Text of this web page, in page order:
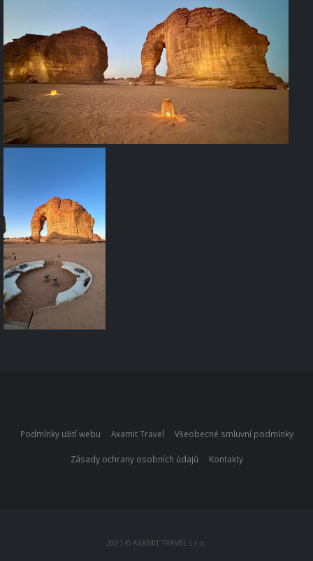
Podmínky užití webu Axamit Travel Všeobecné smluvní podmínky
Zásady ochrany osobních údajů Kontakty
2021 © AXAMIT TRAVEL s.r.o.